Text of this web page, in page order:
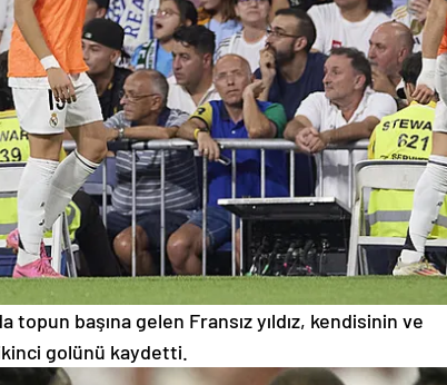
topun başına gelen Fransız yıldız, kendisinin ve
ikinci golünü kaydetti.